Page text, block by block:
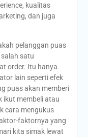
kualitas
dan juga
pelanggan puas
satu
order. Itu hanya
lain seperti efek
puas akan memberi
ikut membeli atau
cara mengukus
faktornya yang
kita simak lewat